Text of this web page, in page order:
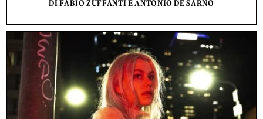
DI FABIO ZUFFANTI E ANTONIO DE SARNO